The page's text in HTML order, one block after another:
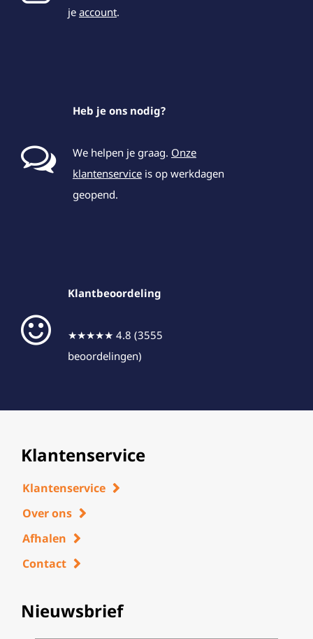
je account.
Heb je ons nodig?
We helpen je graag. Onze
klantenservice is op werkdagen
geopend.
Klantbeoordeling
★★★★★ 4.8 (3555
beoordelingen)
Klantenservice
Klantenservice
Over ons
Afhalen
Contact
Nieuwsbrief